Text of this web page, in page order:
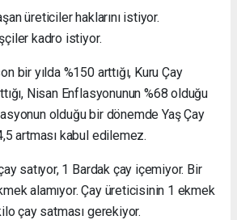
üreticiler haklarını istiyor.
kadro istiyor.
bir yılda %150 arttığı, Kuru Çay
Nisan Enflasyonunun %68 olduğu
olduğu bir dönemde Yaş Çay
artması kabul edilemez.
satıyor, 1 Bardak çay içemiyor. Bir
alamıyor. Çay üreticisinin 1 ekmek
çay satması gerekiyor.